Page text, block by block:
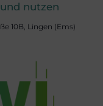
t
a
nutzen
10B, Lingen (Ems)